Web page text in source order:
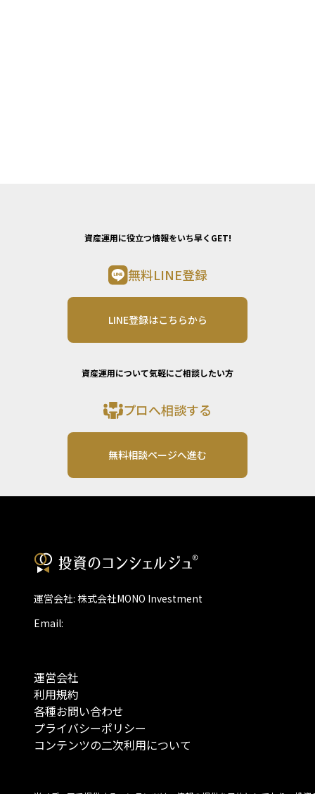
資産運用に役立つ情報をいち早くGET!
無料LINE登録
LINE登録はこちらから
資産運用について気軽にご相談したい方
プロへ相談する
無料相談ページへ進む
運営会社: 株式会社MONO Investment
Email:
運営会社
利用規約
各種お問い合わせ
プライバシーポリシー
コンテンツの二次利用について